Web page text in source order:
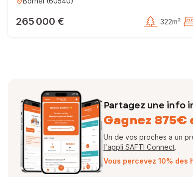
265 000 € 322m²
Partagez une info
Gagnez 875€
Un de vos proches a un
l'appli SAFTI Connect.
Vous percevez 10% des